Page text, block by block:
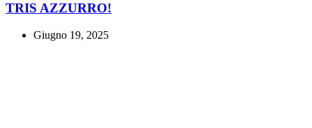
TRIS AZZURRO!
Giugno 19, 2025